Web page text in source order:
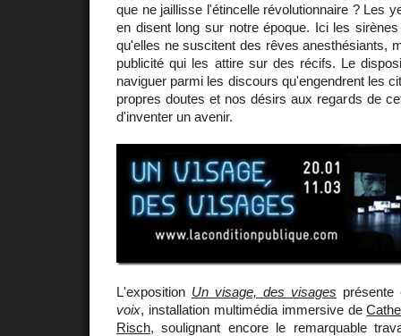
que ne jaillisse l'étincelle révolutionnaire ? Les
en disent long sur notre époque. Ici les
qu'elles ne suscitent des rêves anesthésiants,
publicité qui les attire sur des récifs. Le
naviguer parmi les discours qu'engendrent les
propres doutes et nos désirs aux regards de
d'inventer un avenir.
L'exposition Un visage, des visages
voix, installation multimédia immersive de
Risch, soulignant encore le remarquable